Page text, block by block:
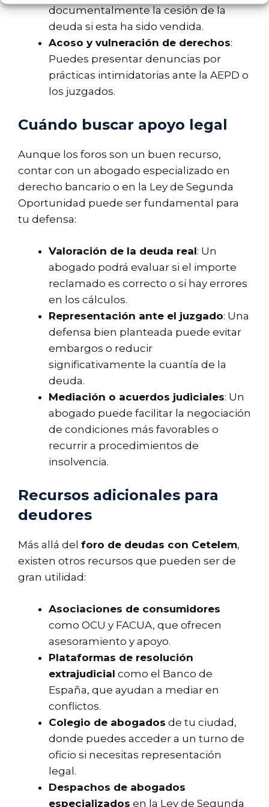
documentalmente la cesión de la
deuda si esta ha sido vendida.
Acoso y vulneración de derechos:
Puedes presentar denuncias por
prácticas intimidatorias ante la AEPD o
los juzgados.
Cuándo buscar apoyo legal
Aunque los foros son un buen recurso,
contar con un abogado especializado en
derecho bancario o en la Ley de Segunda
Oportunidad puede ser fundamental para
tu defensa:
Valoración de la deuda real: Un
abogado podrá evaluar si el importe
reclamado es correcto o si hay errores
en los cálculos.
Representación ante el juzgado: Una
defensa bien planteada puede evitar
embargos o reducir
significativamente la cuantía de la
deuda.
Mediación o acuerdos judiciales: Un
abogado puede facilitar la negociación
de condiciones más favorables o
recurrir a procedimientos de
insolvencia.
Recursos adicionales para
deudores
Más allá del foro de deudas con Cetelem,
existen otros recursos que pueden ser de
gran utilidad:
Asociaciones de consumidores
como OCU y FACUA, que ofrecen
asesoramiento y apoyo.
Plataformas de resolución
extrajudicial como el Banco de
España, que ayudan a mediar en
conflictos.
Colegio de abogados de tu ciudad,
donde puedes acceder a un turno de
oficio si necesitas representación
legal.
Despachos de abogados
especializados en la Ley de Segunda